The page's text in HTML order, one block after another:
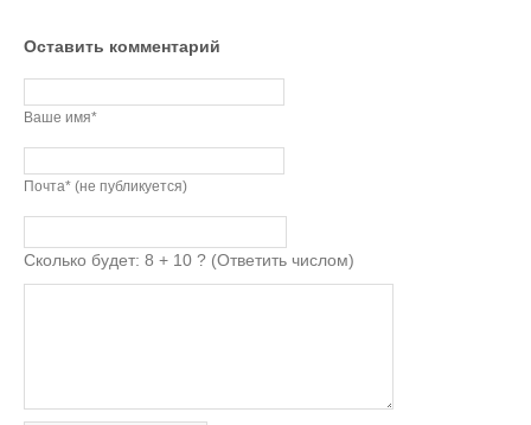
Оставить комментарий
Ваше имя*
Почта* (не публикуется)
Сколько будет: 8 + 10 ? (Ответить числом)